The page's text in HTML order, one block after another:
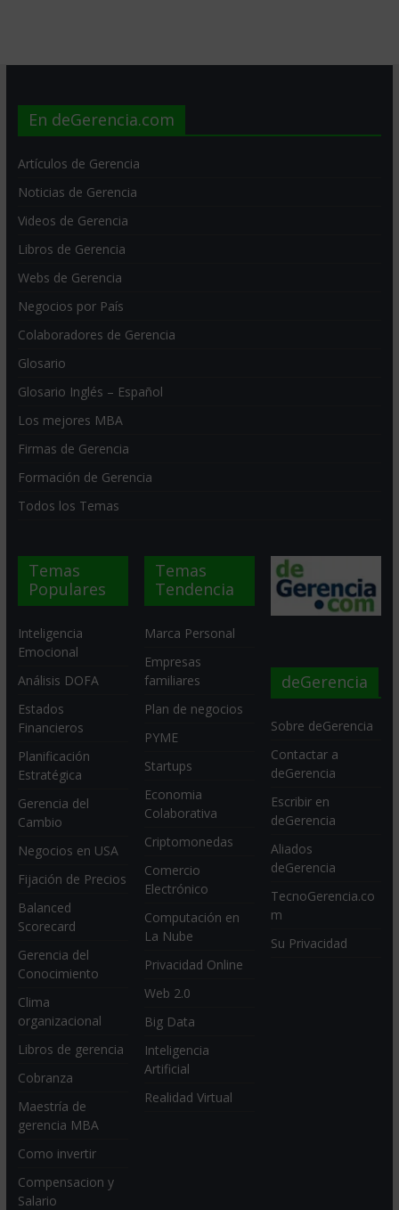
En deGerencia.com
Artículos de Gerencia
Noticias de Gerencia
Videos de Gerencia
Libros de Gerencia
Webs de Gerencia
Negocios por País
Colaboradores de Gerencia
Glosario
Glosario Inglés – Español
Los mejores MBA
Firmas de Gerencia
Formación de Gerencia
Todos los Temas
Temas
Populares
Inteligencia
Emocional
Análisis DOFA
Estados
Financieros
Planificación
Estratégica
Gerencia del
Cambio
Negocios en USA
Fijación de Precios
Balanced
Scorecard
Gerencia del
Conocimiento
Clima
organizacional
Libros de gerencia
Cobranza
Maestría de
gerencia MBA
Como invertir
Compensacion y
Salario
Temas
Tendencia
Marca Personal
Empresas
familiares
Plan de negocios
PYME
Startups
Economia
Colaborativa
Criptomonedas
Comercio
Electrónico
Computación en
La Nube
Privacidad Online
Web 2.0
Big Data
Inteligencia
Artificial
Realidad Virtual
deGerencia
Sobre deGerencia
Contactar a
deGerencia
Escribir en
deGerencia
Aliados
deGerencia
TecnoGerencia.co
m
Su Privacidad